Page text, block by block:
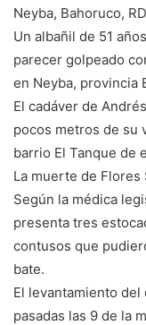
Neyba, Bahoruco, RD
Un albañil de 51
parecer golpeado
en Neyba, provincia
El cadáver de
pocos metros de su
barrio El Tanque de
La muerte de Flores
Según la médica
presenta tres
contusos que
bate.
El levantamiento
pasadas las 9 de la